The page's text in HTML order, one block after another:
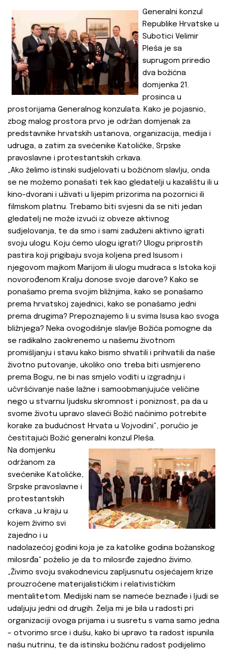
Generalni konzul
Republike Hrvatske u
Subotici Velimir
Pleša je sa
suprugom priredio
dva božićna
domjenka 21.
prosinca u
prostorijama Generalnog konzulata. Kako je pojasnio,
zbog malog prostora prvo je održan domjenak za
predstavnike hrvatskih ustanova, organizacija, medija i
udruga, a zatim za svećenike Katoličke, Srpske
pravoslavne i protestantskih crkava.
„Ako želimo istinski sudjelovati u božićnom slavlju, onda
se ne možemo ponašati tek kao gledatelji u kazalištu ili u
kino-dvorani i uživati u lijepim prizorima na pozornici ili
filmskom platnu. Trebamo biti svjesni da se niti jedan
gledatelj ne može izvući iz obveze aktivnog
sudjelovanja, te da smo i sami zaduženi aktivno igrati
svoju ulogu. Koju ćemo ulogu igrati? Ulogu priprostih
pastira koji prigibaju svoja koljena pred Isusom i
njegovom majkom Marijom ili ulogu mudraca s Istoka koji
novorođenom Kralju donose svoje darove? Kako se
ponašamo prema svojim bližnjima, kako se ponašamo
prema hrvatskoj zajednici, kako se ponašamo jedni
prema drugima? Prepoznajemo li u svima Isusa kao svoga
bližnjega? Neka ovogodišnje slavlje Božića pomogne da
se radikalno zaokrenemo u našemu životnom
promišljanju i stavu kako bismo shvatili i prihvatili da naše
životno putovanje, ukoliko ono treba biti usmjereno
prema Bogu, ne bi nas smjelo voditi u izgradnju i
učvršćivanje naše lažne i samoobmanjujuće veličine
nego u stvarnu ljudsku skromnost i poniznost, pa da u
svome životu upravo slaveći Božić načinimo potrebite
korake za budućnost Hrvata u Vojvodini“, poručio je
čestitajući Božić generalni konzul Pleša.
Na domjenku
održanom za
svećenike Katoličke,
Srpske pravoslavne i
protestantskih
crkava „u kraju u
kojem živimo svi
zajedno i u
nadolazećoj godini koja je za katolike godina božanskog
milosrđa“ poželio je da to milosrđe zajedno živimo.
„Živimo svoju svakodnevicu zapljusnutu osjećajem krize
prouzročene materijalističkim i relativističkim
mentalitetom. Medijski nam se nameće beznađe i ljudi se
udaljuju jedni od drugih. Želja mi je bila u radosti pri
organizaciji ovoga prijama i u susretu s vama samo jedna
– otvorimo srce i dušu, kako bi upravo ta radost ispunila
našu nutrinu, te da istinsku božićnu radost podijelimo